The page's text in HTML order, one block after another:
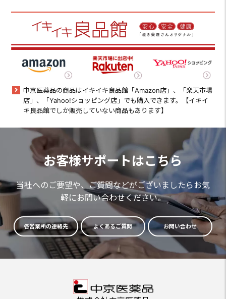
中京医薬品の商品はイキイキ良品館「Amazon店」、「楽天市場
店」、「Yahoo!ショッピング店」でも購入できます。【イキイ
キ良品館でしか販売していない商品もあります】
お客様サポートはこちら
当社へのご要望や、ご質問などがございましたらお気
軽にお問い合わせください。
各営業所の連絡先 よくあるご質問 お問い合わせ